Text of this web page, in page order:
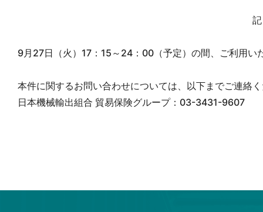
記
9月27日（火）17：15～24：00（予定）の間、ご利用い
本件に関するお問い合わせについては、以下までご連絡
日本機械輸出組合 貿易保険グループ：03-3431-9607